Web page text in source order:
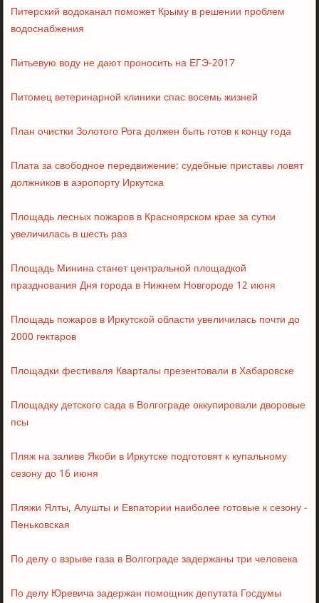
Питерский водоканал поможет Крыму в решении проблем
водоснабжения
Питьевую воду не дают проносить на ЕГЭ-2017
Питомец ветеринарной клиники спас восемь жизней
План очистки Золотого Рога должен быть готов к концу года
Плата за свободное передвижение: судебные приставы ловят
должников в аэропорту Иркутска
Площадь лесных пожаров в Красноярском крае за сутки
увеличилась в шесть раз
Площадь Минина станет центральной площадкой
празднования Дня города в Нижнем Новгороде 12 июня
Площадь пожаров в Иркутской области увеличилась почти до
2000 гектаров
Площадки фестиваля Кварталы презентовали в Хабаровске
Площадку детского сада в Волгограде оккупировали дворовые
псы
Пляж на заливе Якоби в Иркутске подготовят к купальному
сезону до 16 июня
Пляжи Ялты, Алушты и Евпатории наиболее готовые к сезону -
Пеньковская
По делу о взрыве газа в Волгограде задержаны три человека
По делу Юревича задержан помощник депутата Госдумы